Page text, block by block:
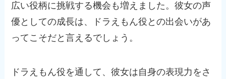
広い役柄に挑戦する機会も増えました。彼女の声
優としての成長は、ドラえもん役との出会いがあ
ってこそだと言えるでしょう。
ドラえもん役を通して、彼女は自身の表現力をさ